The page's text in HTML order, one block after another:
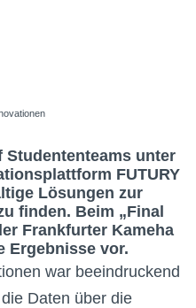
Studententeams unter
FUTURY
Lösungen zur
finden. Beim „Final
Frankfurter Kameha
Ergebnisse vor.
war beeindruckend
Daten über die